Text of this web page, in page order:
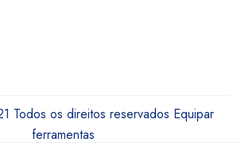
Todos os direitos reservados Equipar
ferramentas